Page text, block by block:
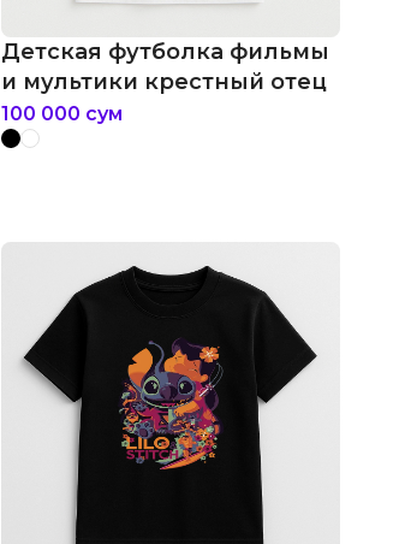
Детская футболка фильмы
и мультики крестный отец
100 000 сум